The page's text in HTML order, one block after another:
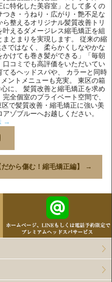
特化した美容室」として多くの
き・うねり・広がり・艶不足な
整えるオリジナル髪質改善トリ
えるダメージレス縮毛矯正を組
とまりを実現します。 従来の縮
ではなく、 柔らかくしなやかな
けても巻き髪ができる」「毎朝
コミでも高評価をいただいてい
てるヘッドスパや、 カラーと同時
ントメニューも充実。 東区の箱
に、 髪質改善と縮毛矯正を求め
全個室のプライベート空間で、
で髪質改善・縮毛矯正に強い美
ゾブルーへお越しください。
→
だから傷む！縮毛矯正編】 →